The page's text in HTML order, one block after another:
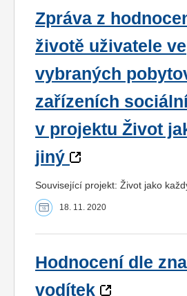
Zpráva z
životě uživatele ve
vybraných
zařízeních
v projektu Život
jiný
Související projekt: Život jako
18. 11. 2020
Hodnocení dle
vodítek